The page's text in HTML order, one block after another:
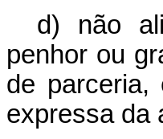
d) não
penhor ou
de parceria,
expressa da